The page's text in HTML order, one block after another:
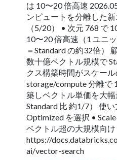
は 10〜20 倍高速
ンピュートを分離した
（5/20） • 次元 768 で
10〜20 倍⾼速（1 ユニ
＝Standard の約32倍）
数⼗億ベクトル規模で
クス構築時間がスケール
storage/compute 分離で
築しベクトル単価を⼤
Standard ⽐ 約1/7） 使
Optimized を選択 •
ベクトル超の⼤規模向け
https://
ai/vector-search